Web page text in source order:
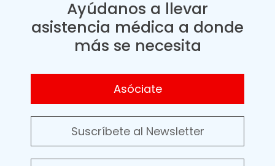
Ayúdanos a llevar
asistencia médica a donde
más se necesita
Asóciate
Suscríbete al Newsletter